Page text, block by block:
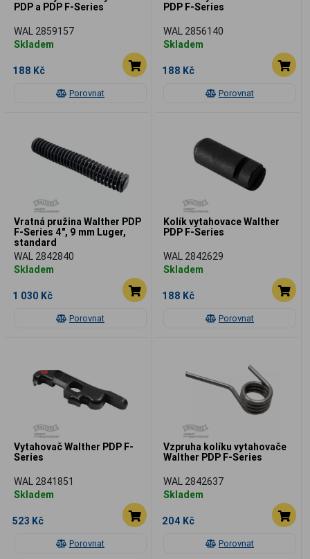
Porovnat
PDP a PDP F-Series
WAL 2859157
Skladem
188 Kč
Porovnat
PDP F-Series
WAL 2856140
Skladem
188 Kč
Porovnat
Vratná pružina Walther PDP
F-Series 4", 9 mm Luger,
standard
WAL 2842840
Skladem
1 030 Kč
Porovnat
Kolík vytahovace Walther
PDP F-Series
WAL 2842629
Skladem
188 Kč
Porovnat
Vytahovač Walther PDP F-
Series
WAL 2841851
Skladem
523 Kč
Porovnat
Vzpruha kolíku vytahovače
Walther PDP F-Series
WAL 2842637
Skladem
204 Kč